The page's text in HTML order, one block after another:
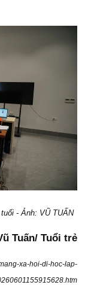
- Ảnh: VŨ TUẤN
Tuấn/ Tuổi trẻ
xa-hoi-di-hoc-lap-